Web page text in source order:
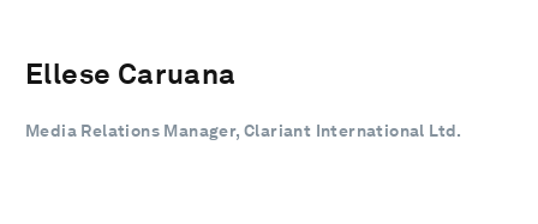
Ellese Caruana
Media Relations Manager, Clariant International Ltd.